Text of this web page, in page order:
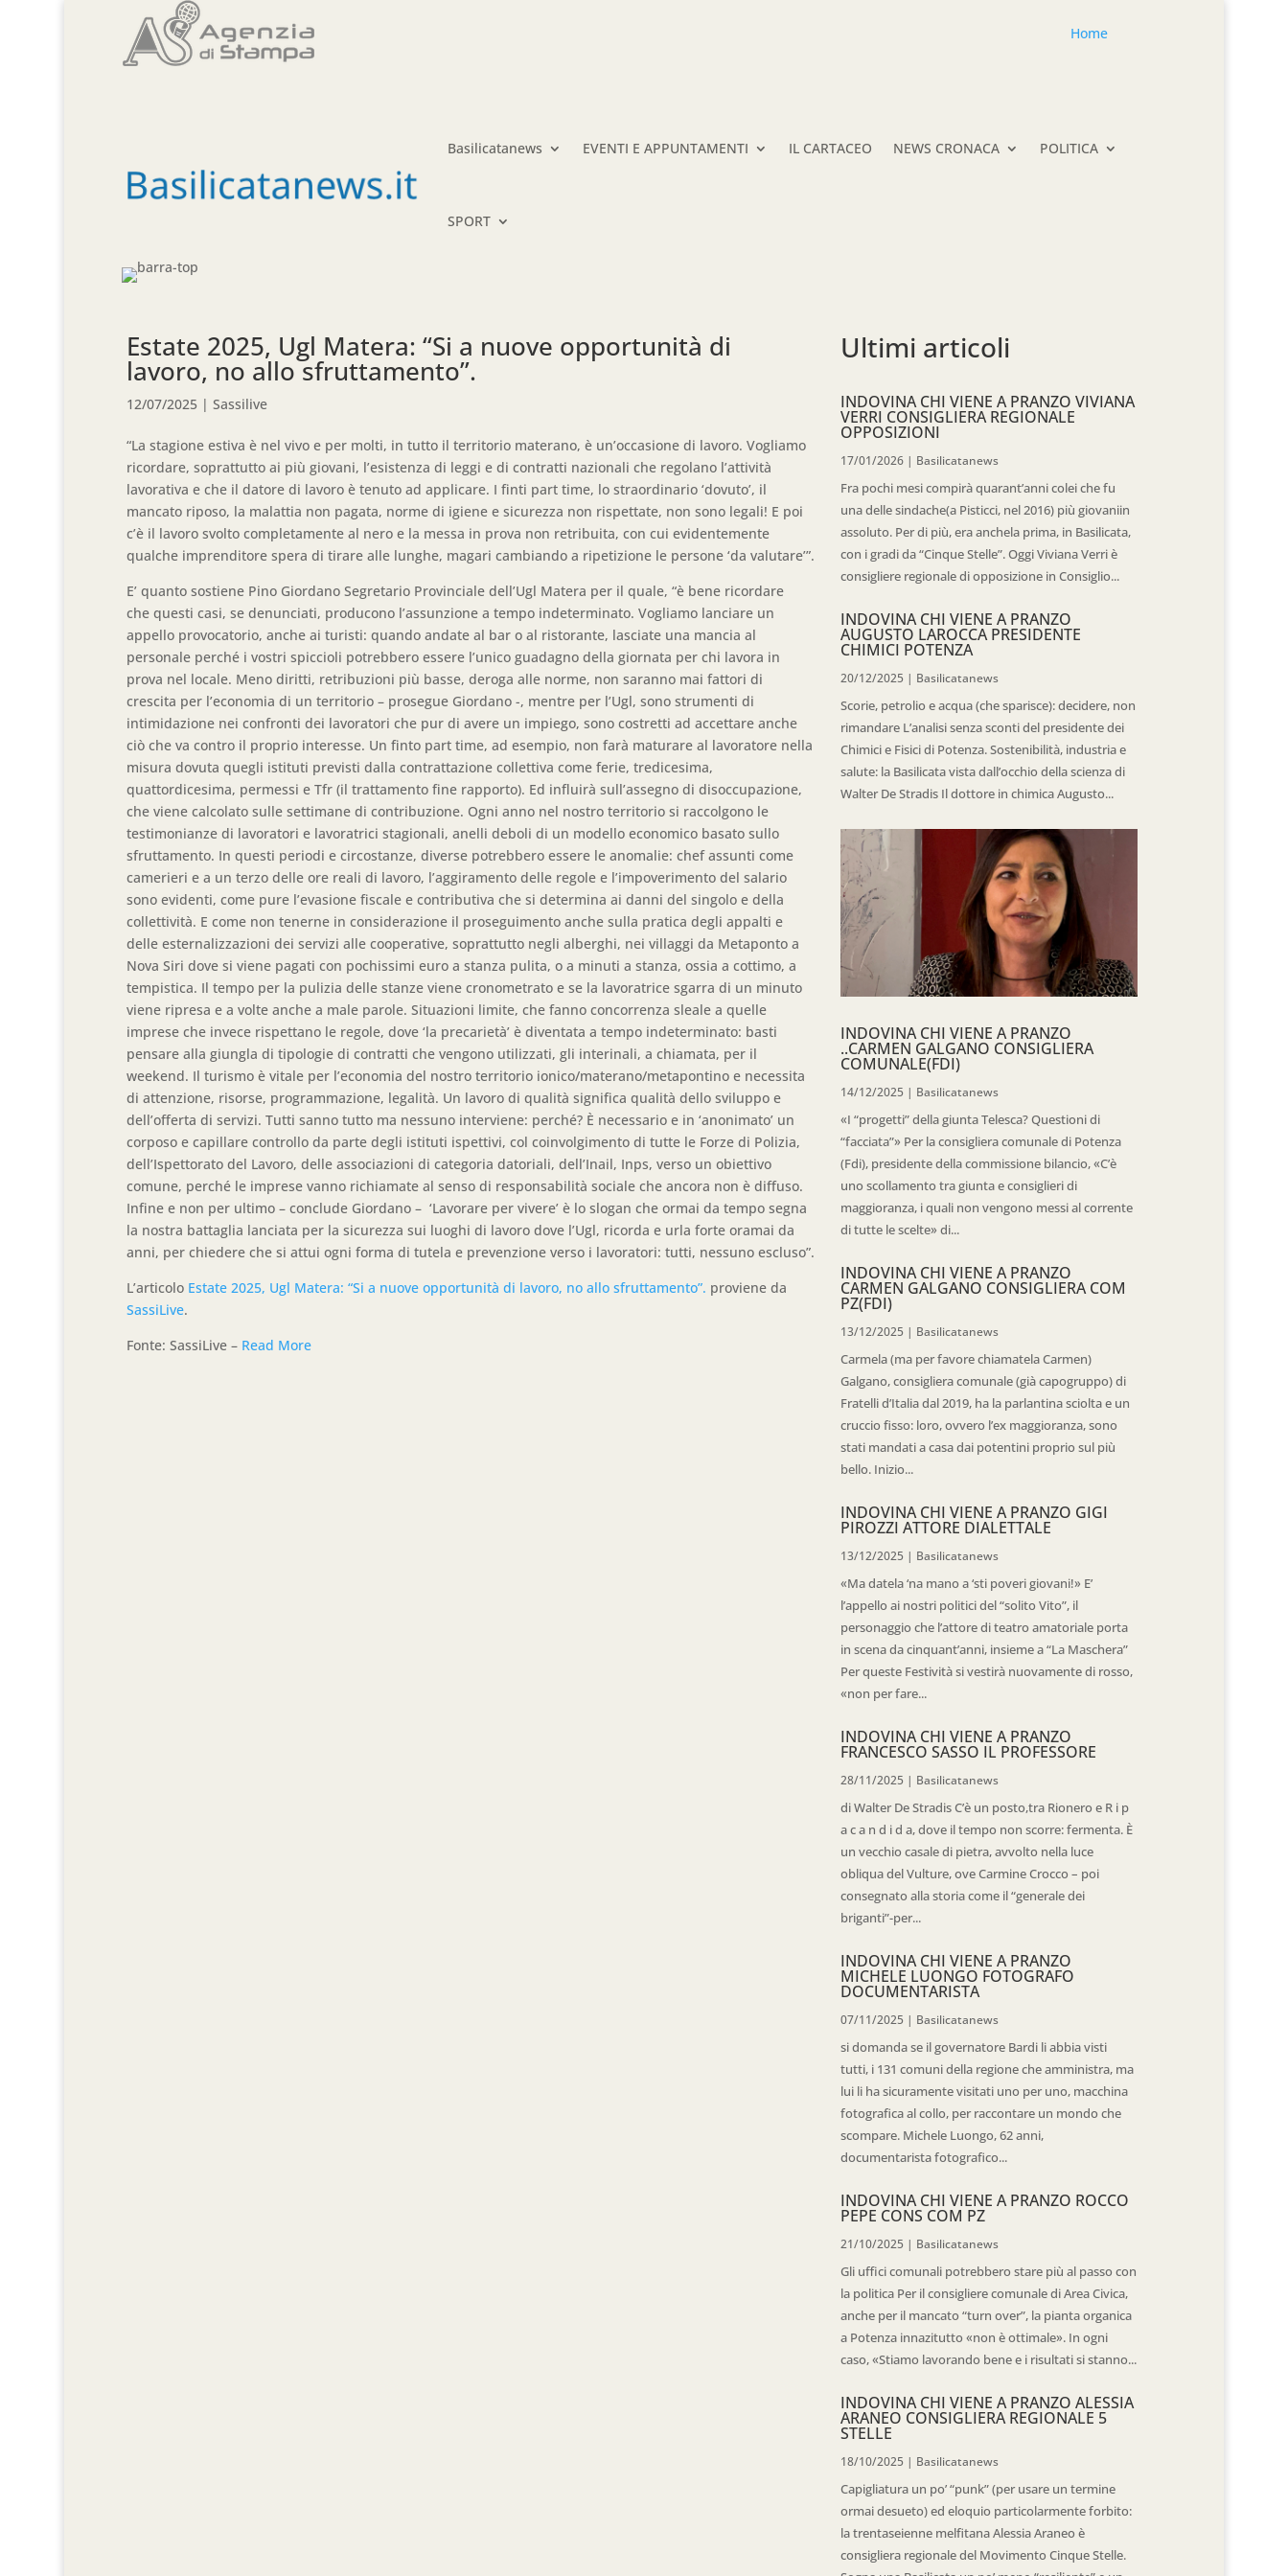
Home
Basilicatanews EVENTI E APPUNTAMENTI IL CARTACEO NEWS CRONACA POLITICA
SPORT
Estate 2025, Ugl Matera: “Si a nuove opportunità di
lavoro, no allo sfruttamento”.
12/07/2025 |Sassilive
“La stagione estiva è nel vivo e per molti, in tutto il territorio materano, è un’occasione di lavoro. Vogliamo
ricordare, soprattutto ai più giovani, l’esistenza di leggi e di contratti nazionali che regolano l’attività
lavorativa e che il datore di lavoro è tenuto ad applicare. I finti part time, lo straordinario ‘dovuto’, il
mancato riposo, la malattia non pagata, norme di igiene e sicurezza non rispettate, non sono legali! E poi
c’è il lavoro svolto completamente al nero e la messa in prova non retribuita, con cui evidentemente
qualche imprenditore spera di tirare alle lunghe, magari cambiando a ripetizione le persone ‘da valutare’”.
E’ quanto sostiene Pino Giordano Segretario Provinciale dell’Ugl Matera per il quale, “è bene ricordare
che questi casi, se denunciati, producono l’assunzione a tempo indeterminato. Vogliamo lanciare un
appello provocatorio, anche ai turisti: quando andate al bar o al ristorante, lasciate una mancia al
personale perché i vostri spiccioli potrebbero essere l’unico guadagno della giornata per chi lavora in
prova nel locale. Meno diritti, retribuzioni più basse, deroga alle norme, non saranno mai fattori di
crescita per l’economia di un territorio – prosegue Giordano -, mentre per l’Ugl, sono strumenti di
intimidazione nei confronti dei lavoratori che pur di avere un impiego, sono costretti ad accettare anche
ciò che va contro il proprio interesse. Un finto part time, ad esempio, non farà maturare al lavoratore nella
misura dovuta quegli istituti previsti dalla contrattazione collettiva come ferie, tredicesima,
quattordicesima, permessi e Tfr (il trattamento fine rapporto). Ed influirà sull’assegno di disoccupazione,
che viene calcolato sulle settimane di contribuzione. Ogni anno nel nostro territorio si raccolgono le
testimonianze di lavoratori e lavoratrici stagionali, anelli deboli di un modello economico basato sullo
sfruttamento. In questi periodi e circostanze, diverse potrebbero essere le anomalie: chef assunti come
camerieri e a un terzo delle ore reali di lavoro, l’aggiramento delle regole e l’impoverimento del salario
sono evidenti, come pure l’evasione fiscale e contributiva che si determina ai danni del singolo e della
collettività. E come non tenerne in considerazione il proseguimento anche sulla pratica degli appalti e
delle esternalizzazioni dei servizi alle cooperative, soprattutto negli alberghi, nei villaggi da Metaponto a
Nova Siri dove si viene pagati con pochissimi euro a stanza pulita, o a minuti a stanza, ossia a cottimo, a
tempistica. Il tempo per la pulizia delle stanze viene cronometrato e se la lavoratrice sgarra di un minuto
viene ripresa e a volte anche a male parole. Situazioni limite, che fanno concorrenza sleale a quelle
imprese che invece rispettano le regole, dove ‘la precarietà’ è diventata a tempo indeterminato: basti
pensare alla giungla di tipologie di contratti che vengono utilizzati, gli interinali, a chiamata, per il
weekend. Il turismo è vitale per l’economia del nostro territorio ionico/materano/metapontino e necessita
di attenzione, risorse, programmazione, legalità. Un lavoro di qualità significa qualità dello sviluppo e
dell’offerta di servizi. Tutti sanno tutto ma nessuno interviene: perché? È necessario e in ‘anonimato’ un
corposo e capillare controllo da parte degli istituti ispettivi, col coinvolgimento di tutte le Forze di Polizia,
dell’Ispettorato del Lavoro, delle associazioni di categoria datoriali, dell’Inail, Inps, verso un obiettivo
comune, perché le imprese vanno richiamate al senso di responsabilità sociale che ancora non è diffuso.
Infine e non per ultimo – conclude Giordano – ‘Lavorare per vivere’ è lo slogan che ormai da tempo segna
la nostra battaglia lanciata per la sicurezza sui luoghi di lavoro dove l’Ugl, ricorda e urla forte oramai da
anni, per chiedere che si attui ogni forma di tutela e prevenzione verso i lavoratori: tutti, nessuno escluso”.
L’articolo Estate 2025, Ugl Matera: “Si a nuove opportunità di lavoro, no allo sfruttamento”. proviene da
SassiLive.
Fonte: SassiLive – Read More
Ultimi articoli
INDOVINA CHI VIENE A PRANZO VIVIANA
VERRI CONSIGLIERA REGIONALE
OPPOSIZIONI
17/01/2026| Basilicatanews
Fra pochi mesi compirà quarant’anni colei che fu
una delle sindache(a Pisticci, nel 2016) più giovaniin
assoluto. Per di più, era anchela prima, in Basilicata,
con i gradi da “Cinque Stelle”. Oggi Viviana Verri è
consigliere regionale di opposizione in Consiglio...
INDOVINA CHI VIENE A PRANZO
AUGUSTO LAROCCA PRESIDENTE
CHIMICI POTENZA
20/12/2025 | Basilicatanews
Scorie, petrolio e acqua (che sparisce): decidere, non
rimandare L’analisi senza sconti del presidente dei
Chimici e Fisici di Potenza. Sostenibilità, industria e
salute: la Basilicata vista dall’occhio della scienza di
Walter De Stradis Il dottore in chimica Augusto...
INDOVINA CHI VIENE A PRANZO
..CARMEN GALGANO CONSIGLIERA
COMUNALE(FDI)
14/12/2025 | Basilicatanews
«I “progetti” della giunta Telesca? Questioni di
“facciata”» Per la consigliera comunale di Potenza
(Fdi), presidente della commissione bilancio, «C’è
uno scollamento tra giunta e consiglieri di
maggioranza, i quali non vengono messi al corrente
di tutte le scelte» di...
INDOVINA CHI VIENE A PRANZO
CARMEN GALGANO CONSIGLIERA COM
PZ(FDI)
13/12/2025 | Basilicatanews
Carmela (ma per favore chiamatela Carmen)
Galgano, consigliera comunale (già capogruppo) di
Fratelli d’Italia dal 2019, ha la parlantina sciolta e un
cruccio fisso: loro, ovvero l’ex maggioranza, sono
stati mandati a casa dai potentini proprio sul più
bello. Inizio...
INDOVINA CHI VIENE A PRANZO GIGI
PIROZZI ATTORE DIALETTALE
13/12/2025 | Basilicatanews
«Ma datela ‘na mano a ‘sti poveri giovani!» E’
l’appello ai nostri politici del “solito Vito”, il
personaggio che l’attore di teatro amatoriale porta
in scena da cinquant’anni, insieme a “La Maschera”
Per queste Festività si vestirà nuovamente di rosso,
«non per fare...
INDOVINA CHI VIENE A PRANZO
FRANCESCO SASSO IL PROFESSORE
28/11/2025 | Basilicatanews
di Walter De Stradis C’è un posto,tra Rionero e R i p
a c a n d i d a, dove il tempo non scorre: fermenta. È
un vecchio casale di pietra, avvolto nella luce
obliqua del Vulture, ove Carmine Crocco – poi
consegnato alla storia come il “generale dei
briganti”-per...
INDOVINA CHI VIENE A PRANZO
MICHELE LUONGO FOTOGRAFO
DOCUMENTARISTA
07/11/2025 | Basilicatanews
si domanda se il governatore Bardi li abbia visti
tutti, i 131 comuni della regione che amministra, ma
lui li ha sicuramente visitati uno per uno, macchina
fotografica al collo, per raccontare un mondo che
scompare. Michele Luongo, 62 anni,
documentarista fotografico...
INDOVINA CHI VIENE A PRANZO ROCCO
PEPE CONS COM PZ
21/10/2025 | Basilicatanews
Gli uffici comunali potrebbero stare più al passo con
la politica Per il consigliere comunale di Area Civica,
anche per il mancato “turn over”, la pianta organica
a Potenza innazitutto «non è ottimale». In ogni
caso, «Stiamo lavorando bene e i risultati si stanno...
INDOVINA CHI VIENE A PRANZO ALESSIA
ARANEO CONSIGLIERA REGIONALE 5
STELLE
18/10/2025 | Basilicatanews
Capigliatura un po’ “punk” (per usare un termine
ormai desueto) ed eloquio particolarmente forbito:
la trentaseienne melfitana Alessia Araneo è
consigliera regionale del Movimento Cinque Stelle.